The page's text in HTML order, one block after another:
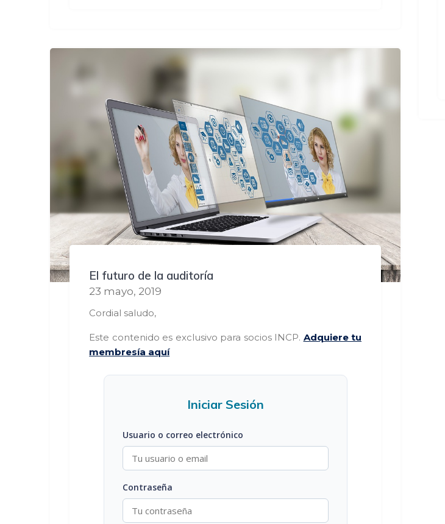
El futuro de la auditoría
23 mayo, 2019
Cordial saludo,
Este contenido es exclusivo para socios INCP. Adquiere tu
membresía aquí
Iniciar Sesión
Usuario o correo electrónico
Contraseña